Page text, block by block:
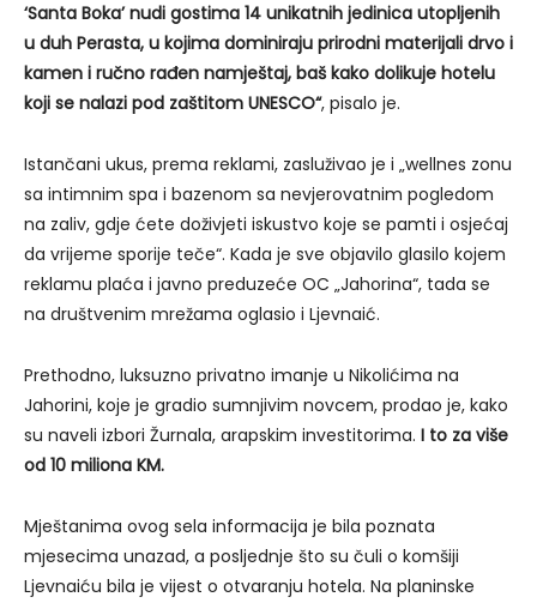
‘Santa Boka’ nudi gostima 14 unikatnih jedinica utopljenih
u duh Perasta, u kojima dominiraju prirodni materijali drvo i
kamen i ručno rađen namještaj, baš kako dolikuje hotelu
koji se nalazi pod zaštitom UNESCO“, pisalo je.
Istančani ukus, prema reklami, zasluživao je i „wellnes zonu
sa intimnim spa i bazenom sa nevjerovatnim pogledom
na zaliv, gdje ćete doživjeti iskustvo koje se pamti i osjećaj
da vrijeme sporije teče“. Kada je sve objavilo glasilo kojem
reklamu plaća i javno preduzeće OC „Jahorina“, tada se
na društvenim mrežama oglasio i Ljevnaić.
Prethodno, luksuzno privatno imanje u Nikolićima na
Jahorini, koje je gradio sumnjivim novcem, prodao je, kako
su naveli izbori Žurnala, arapskim investitorima. I to za više
od 10 miliona KM.
Mještanima ovog sela informacija je bila poznata
mjesecima unazad, a posljednje što su čuli o komšiji
Ljevnaiću bila je vijest o otvaranju hotela. Na planinske